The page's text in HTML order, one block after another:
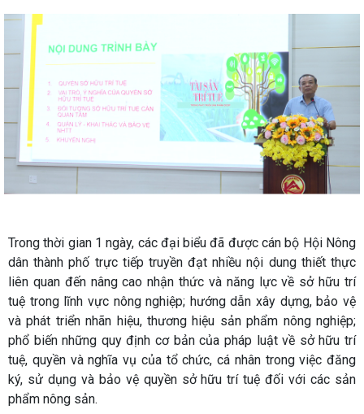
Trong thời gian 1 ngày, các đại biểu đã được cán bộ Hội Nông
dân thành phố trực tiếp truyền đạt nhiều nội dung thiết thực
liên quan đến nâng cao nhận thức và năng lực về sở hữu trí
tuệ trong lĩnh vực nông nghiệp; hướng dẫn xây dựng, bảo vệ
và phát triển nhãn hiệu, thương hiệu sản phẩm nông nghiệp;
phổ biến những quy định cơ bản của pháp luật về sở hữu trí
tuệ, quyền và nghĩa vụ của tổ chức, cá nhân trong việc đăng
ký, sử dụng và bảo vệ quyền sở hữu trí tuệ đối với các sản
phẩm nông sản.